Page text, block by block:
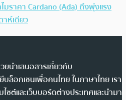
มราคา Cardano (Ada) ถึงพุ่งแรง
ห์เดียว
นำเสนอสารเกี่ยวกับ
ล็อกเชนเพื่อคนไทย ในภาษาไทย เรา
ต์และเว็บบอร์ดต่างประเทศและนำมา